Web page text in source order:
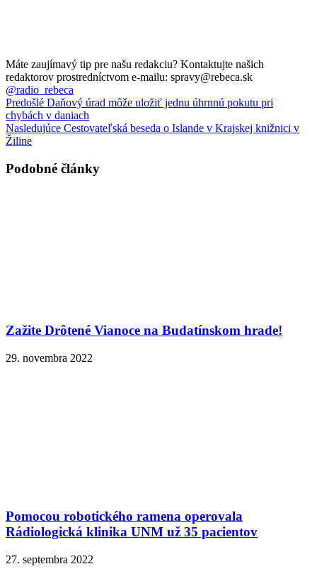
Máte zaujímavý tip pre našu redakciu? Kontaktujte našich
redaktorov prostredníctvom e-mailu: spravy@rebeca.sk
@radio_rebeca
Predošlé Daňový úrad môže uložiť jednu úhrnnú pokutu pri
chybách v daniach
Nasledujúce Cestovateľská beseda o Islande v Krajskej knižnici v
Žiline
Podobné články
Zažite Drôtené Vianoce na Budatínskom hrade!
29. novembra 2022
Pomocou robotického ramena operovala
Rádiologická klinika UNM už 35 pacientov
27. septembra 2022